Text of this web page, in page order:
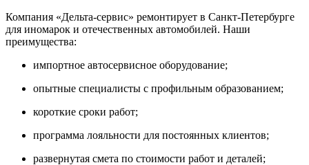
Компания «Дельта-сервис» ремонтирует в Санкт-Петербурге
для иномарок и отечественных автомобилей. Наши
преимущества:
импортное автосервисное оборудование;
опытные специалисты с профильным образованием;
короткие сроки работ;
программа лояльности для постоянных клиентов;
развернутая смета по стоимости работ и деталей;